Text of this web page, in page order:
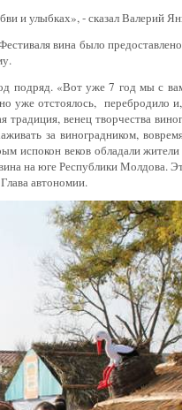
и улыбках», - сказал Валерий
вина было
подряд. «Вот уже 7 год мы с
уже отстоялось, перебродило
венец творчества
за виноградником,
испокон веков обладали
на юге Республики Молдова.
автономии.